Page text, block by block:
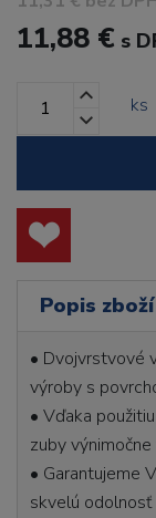
11,88 € s
ks
Popis zboží
• Dvojvrstvové
výroby s
• Vďaka
zuby
• Garantujeme
skvelú odolnosť